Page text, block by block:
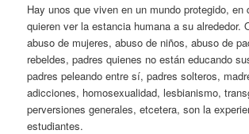
Hay unos que viven en un mundo protegido, en
quieren ver la estancia humana a su alrededor.
abuso de mujeres, abuso de niños, abuso de
rebeldes, padres quienes no están educando
padres peleando entre sí, padres solteros,
adicciones, homosexualidad, lesbianismo,
perversiones generales, etcetera, son la
estudiantes.